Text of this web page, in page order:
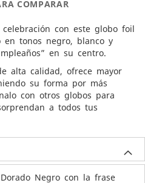
COMPARAR
con este globo foil
en tonos negro, blanco y
en su centro.
alta calidad, ofrece mayor
su forma por más
con otros globos para
a todos tus
Negro con la frase